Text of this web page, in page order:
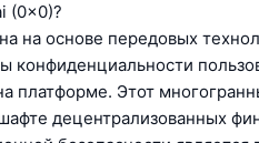
(0x0)?
на основе передовых
конфиденциальности
платформе. Этот
децентрализованных